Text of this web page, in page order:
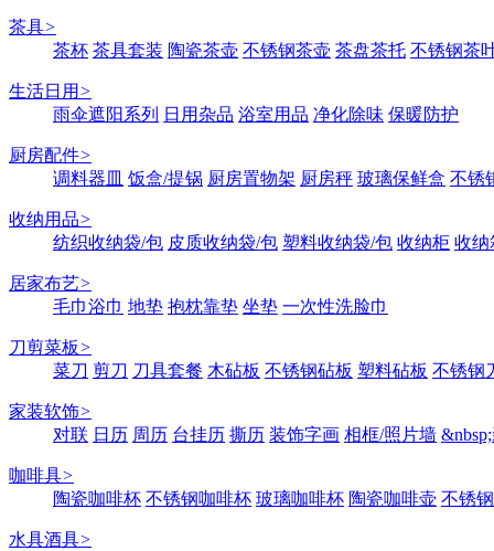
茶具>
茶杯 茶具套装 陶瓷茶壶 不锈钢茶壶 茶盘茶托 不锈钢茶
生活日用 >
雨伞遮阳系列
日用杂品 浴室用品 净化除味 保暖防护
厨房配件>
调料器皿 饭盒/提锅 厨房置物架 厨房秤 玻璃保鲜盒 不锈
收纳用品>
纺织收纳袋/包 皮质收纳袋/包 塑料收纳袋/包 收纳柜 收纳
居家布艺>
毛巾浴巾 地垫 抱枕靠垫 坐垫 一次性洗脸巾
刀剪菜板>
菜刀 剪刀 刀具套餐 木砧板 不锈钢砧板 塑料砧板 不锈钢
家装软饰>
对联 日历 周历 台挂历 撕历 装饰字画 相框/照片墙
咖啡具>
陶瓷咖啡杯 不锈钢咖啡杯 玻璃咖啡杯 陶瓷咖啡壶 不锈
水具酒具>